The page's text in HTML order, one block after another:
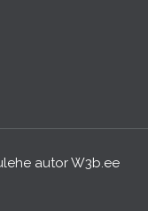
autorW3b.ee